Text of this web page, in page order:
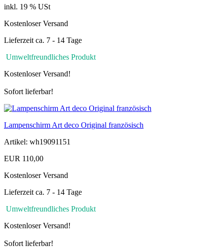
inkl. 19 % USt
Kostenloser Versand
Lieferzeit ca. 7 - 14 Tage
Umweltfreundliches Produkt
Kostenloser Versand!
Sofort lieferbar!
Lampenschirm Art deco Original französisch
Artikel: wh19091151
EUR 110,00
Kostenloser Versand
Lieferzeit ca. 7 - 14 Tage
Umweltfreundliches Produkt
Kostenloser Versand!
Sofort lieferbar!